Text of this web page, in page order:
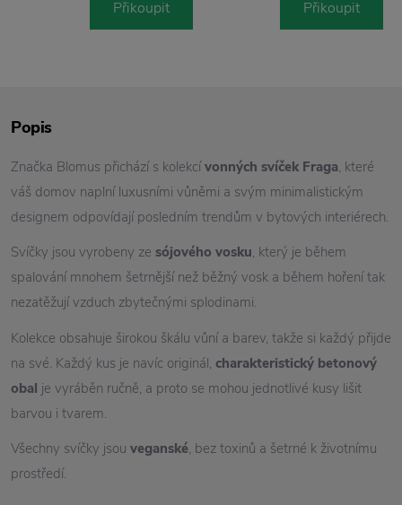
Popis
Značka Blomus přichází s kolekcívonných svíček Fraga, které
váš domov naplní luxusními vůněmi a svým minimalistickým
designem odpovídají posledním trendům v bytových interiérech.
Svíčky jsou vyrobeny ze sójového vosku, který je během
spalování mnohem šetrnější než běžný vosk a během hoření tak
nezatěžují vzduch zbytečnými splodinami.
Kolekce obsahuje širokou škálu vůní a barev, takže si každý přijde
na své. Každý kus je navíc originál, charakteristický betonový
obal je vyráběn ručně, a proto se mohou jednotlivé kusy lišit
barvou i tvarem.
Všechny svíčky jsou veganské, bez toxinů a šetrné k životnímu
prostředí.
Přikoupit Přikoupit